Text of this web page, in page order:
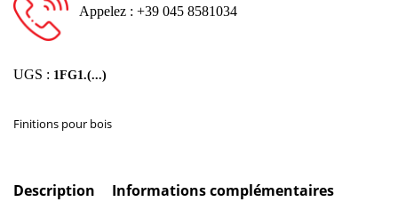
Appelez : +39 045 8581034
UGS : 1FG1.(...)
Finitions pour bois
Description Informations complémentaires